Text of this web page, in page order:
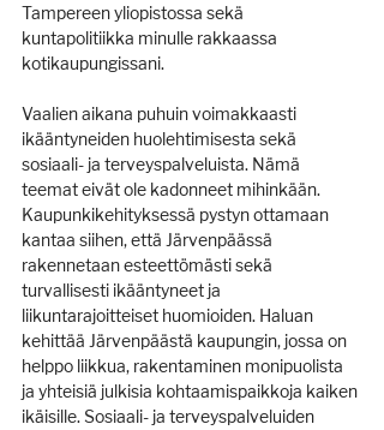
Tampereen yliopistossa sekä
kuntapolitiikka minulle rakkaassa
kotikaupungissani.
Vaalien aikana puhuin voimakkaasti
ikääntyneiden huolehtimisesta sekä
sosiaali- ja terveyspalveluista. Nämä
teemat eivät ole kadonneet mihinkään.
Kaupunkikehityksessä pystyn ottamaan
kantaa siihen, että Järvenpäässä
rakennetaan esteettömästi sekä
turvallisesti ikääntyneet ja
liikuntarajoitteiset huomioiden. Haluan
kehittää Järvenpäästä kaupungin, jossa on
helppo liikkua, rakentaminen monipuolista
ja yhteisiä julkisia kohtaamispaikkoja kaiken
ikäisille. Sosiaali- ja terveyspalveluiden